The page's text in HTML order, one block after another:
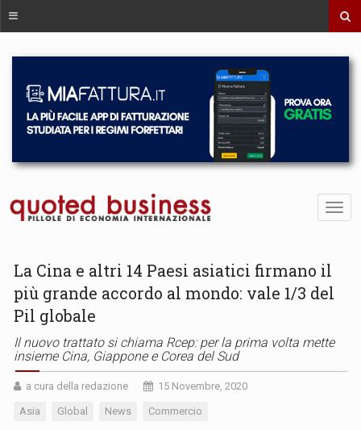
La Cina e altri 14 Paesi asiatici firmano il
più grande accordo al mondo: vale 1/3 del
Pil globale
Il nuovo trattato si chiama Rcep: per la prima volta mette
insieme Cina, Giappone e Corea del Sud
a cura della redazione 15 Novembre, 2020
Asia Global News Commercio